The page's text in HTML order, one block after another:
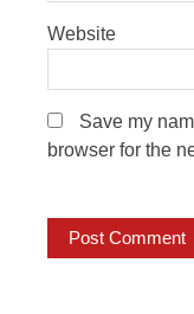
Website
Save my
browser for the